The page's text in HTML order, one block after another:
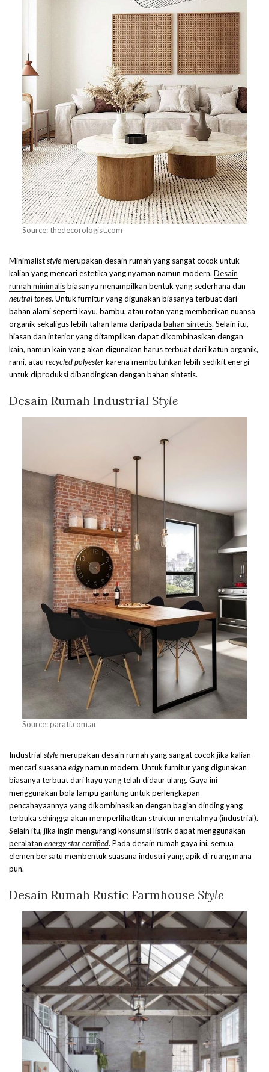
Source: thedecorologist.com
Minimaliststylemerupakan desain rumah yang sangat cocok untuk
kalian yang mencari estetika yang nyaman namun modern. Desain
rumah minimalisbiasanya menampilkan bentuk yang sederhana dan
neutral tones. Untuk furnitur yang digunakan biasanya terbuat dari
bahan alami seperti kayu, bambu, atau rotan yang memberikan nuansa
organik sekaligus lebih tahan lama daripada bahan sintetis. Selain itu,
hiasan dan interior yang ditampilkan dapat dikombinasikan dengan
kain, namun kain yang akan digunakan harus terbuat dari katun organik,
rami, atau recycled polyesterkarena membutuhkan lebih sedikit energi
untuk diproduksi dibandingkan dengan bahan sintetis.
Desain Rumah Industrial Style
Source: parati.com.ar
Industrial stylemerupakan desain rumah yang sangat cocok jika kalian
mencari suasana edgynamun modern. Untuk furnitur yang digunakan
biasanya terbuat dari kayu yang telah didaur ulang. Gaya ini
menggunakan bola lampu gantung untuk perlengkapan
pencahayaannya yang dikombinasikan dengan bagian dinding yang
terbuka sehingga akan memperlihatkan struktur mentahnya (industrial).
Selain itu, jika ingin mengurangi konsumsi listrik dapat menggunakan
peralatan energy star certified. Pada desain rumah gaya ini, semua
elemen bersatu membentuk suasana industri yang apik di ruang mana
pun.
Desain Rumah Rustic Farmhouse Style